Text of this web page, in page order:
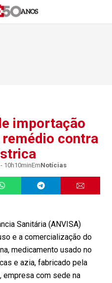
importação
contra
10h10minEmNotícias
Sanitária (ANVISA)
e a comercialização do
medicamento usado no
e azia, fabricado pela
empresa com sede na